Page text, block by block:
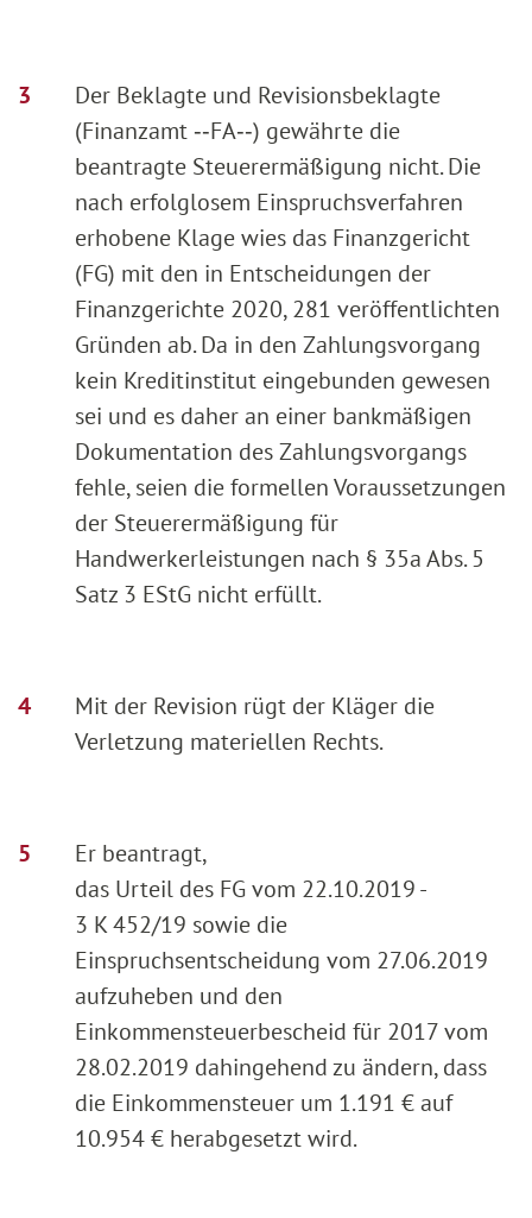
Der Beklagte und Revisionsbeklagte
(Finanzamt ‑‑FA‑‑) gewährte die
beantragte Steuerermäßigung nicht. Die
nach erfolglosem Einspruchsverfahren
erhobene Klage wies das Finanzgericht
(FG) mit den in Entscheidungen der
Finanzgerichte 2020, 281 veröffentlichten
Gründen ab. Da in den Zahlungsvorgang
kein Kreditinstitut eingebunden gewesen
sei und es daher an einer bankmäßigen
Dokumentation des Zahlungsvorgangs
fehle, seien die formellen Voraussetzungen
der Steuerermäßigung für
Handwerkerleistungen nach § 35a Abs. 5
Satz 3 EStG nicht erfüllt.
Mit der Revision rügt der Kläger die
Verletzung materiellen Rechts.
Er beantragt,
das Urteil des FG vom 22.10.2019 -
3 K 452/19 sowie die
Einspruchsentscheidung vom 27.06.2019
aufzuheben und den
Einkommensteuerbescheid für 2017 vom
28.02.2019 dahingehend zu ändern, dass
die Einkommensteuer um 1.191 € auf
10.954 € herabgesetzt wird.